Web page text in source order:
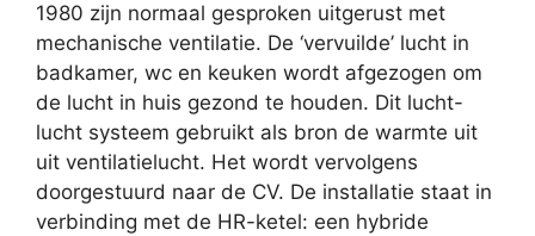
1980 zijn normaal gesproken uitgerust met
mechanische ventilatie. De ‘vervuilde’ lucht in
badkamer, wc en keuken wordt afgezogen om
de lucht in huis gezond te houden. Dit lucht-
lucht systeem gebruikt als bron de warmte uit
uit ventilatielucht. Het wordt vervolgens
doorgestuurd naar de CV. De installatie staat in
verbinding met de HR-ketel: een hybride